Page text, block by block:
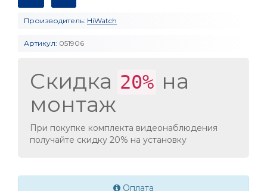
Производитель: HiWatch
Артикул: 051906
Скидка 20% на
монтаж
При покупке комплекта видеонаблюдения
получайте скидку 20% на установку
Оплата